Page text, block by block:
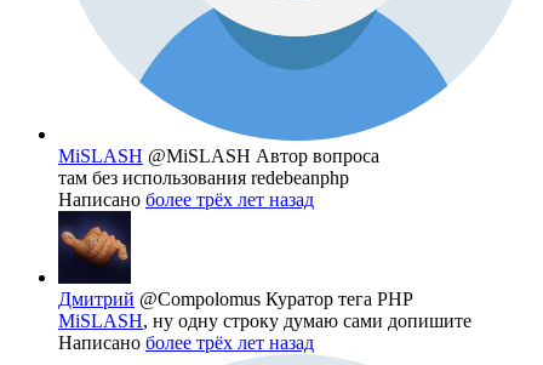
MiSLASH @MiSLASH Автор вопроса
там без использования redebeanphp
Написано более трёх лет назад
Дмитрий @Compolomus Куратор тега PHP
MiSLASH, ну одну строку думаю сами допишите
Написано более трёх лет назад